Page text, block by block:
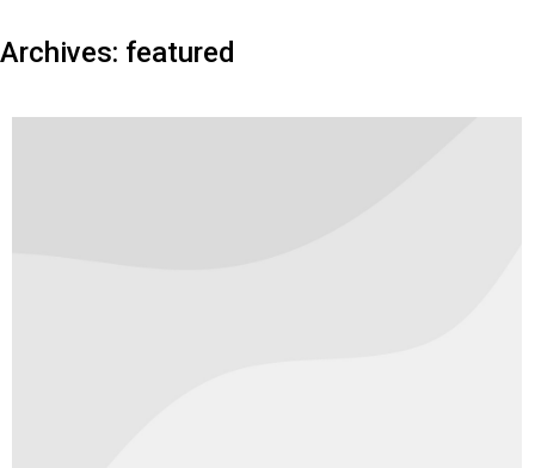
Archives: featured